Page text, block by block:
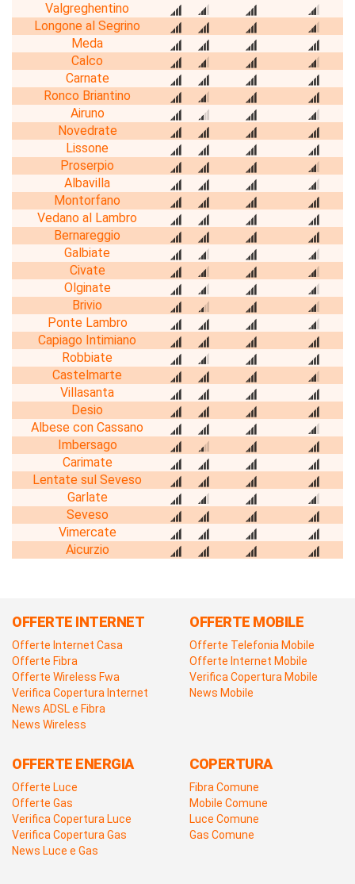
Valgreghentino
Longone al Segrino
Meda
Calco
Carnate
Ronco Briantino
Airuno
Novedrate
Lissone
Proserpio
Albavilla
Montorfano
Vedano al Lambro
Bernareggio
Galbiate
Civate
Olginate
Brivio
Ponte Lambro
Capiago Intimiano
Robbiate
Castelmarte
Villasanta
Desio
Albese con Cassano
Imbersago
Carimate
Lentate sul Seveso
Garlate
Seveso
Vimercate
Aicurzio
OFFERTE INTERNET
Offerte Internet Casa
Offerte Fibra
Offerte Wireless Fwa
Verifica Copertura Internet
News ADSL e Fibra
News Wireless
OFFERTE MOBILE
Offerte Telefonia Mobile
Offerte Internet Mobile
Verifica Copertura Mobile
News Mobile
OFFERTE ENERGIA
Offerte Luce
Offerte Gas
Verifica Copertura Luce
Verifica Copertura Gas
News Luce e Gas
COPERTURA
Fibra Comune
Mobile Comune
Luce Comune
Gas Comune